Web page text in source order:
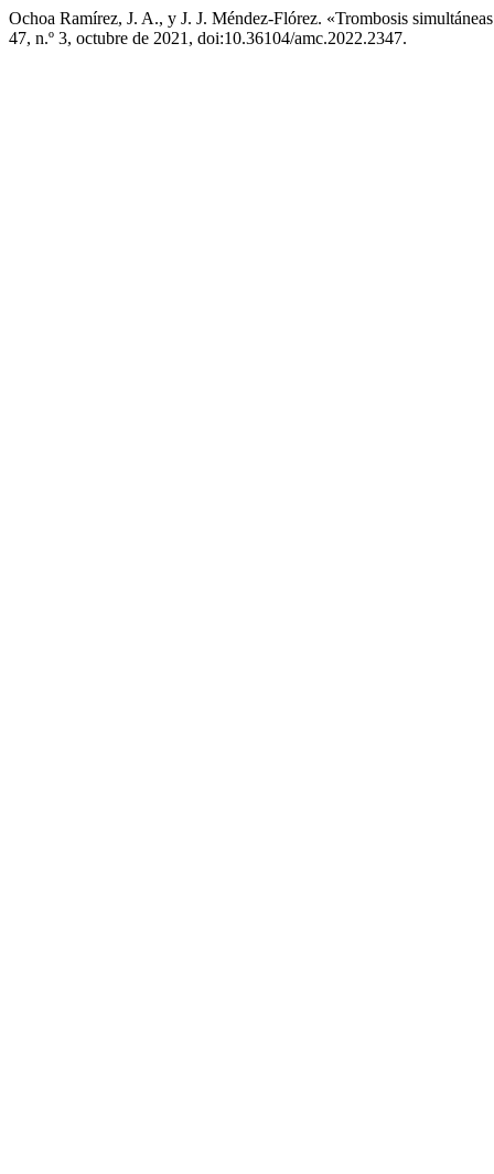
Ochoa Ramírez, J. A., y J. J. Méndez-Flórez. «Trombosis
47, n.º 3, octubre de 2021, doi:10.36104/amc.2022.2347.